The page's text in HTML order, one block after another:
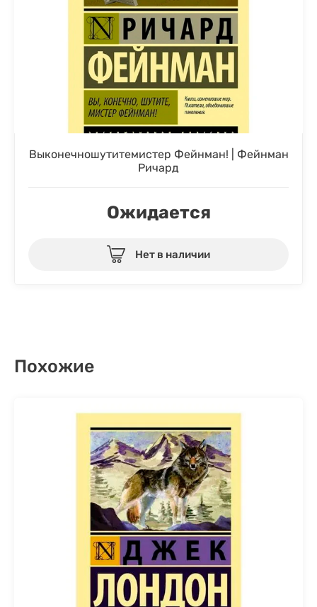
Выконечношутитемистер Фейнман! | Фейнман
Ричард
Ожидается
Нет в наличии
Похожие